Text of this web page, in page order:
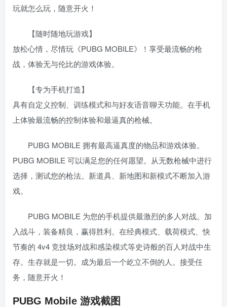
玩就怎么玩，随意开火！
【随时随地玩游戏】
放松心情，尽情玩《PUBG MOBILE》！享受最流畅的枪
战，体验无与伦比的游戏体验。
【专为手机打造】
具有自定义控制、训练模式和与好友语音聊天功能。在手机
上体验最流畅的控制体验和最逼真的枪械。
PUBG MOBILE 拥有最高逼真度的物品和游戏体验。
PUBG MOBILE 可以满足您的任何愿望。从无数枪械中进行
选择，测试您的枪法。新道具、新地图和新模式不断加入游
戏。
PUBG MOBILE 为您的手机提供最激烈的多人对战。加
入战斗，装备精良，赢得胜利。在经典模式、载荷模式、快
节奏的 4v4 竞技场对战和感染模式等史诗般的百人对战中生
存。生存就是一切。成为最后一个屹立不倒的人。接受任
务，随意开火！
PUBG Mobile 游戏截图